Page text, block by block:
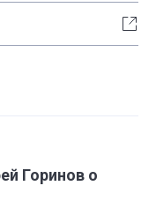
Горинов о